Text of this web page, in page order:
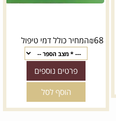
₪68 המחיר כולל דמי טיפול
פרטים נוספים
הוסף לסל